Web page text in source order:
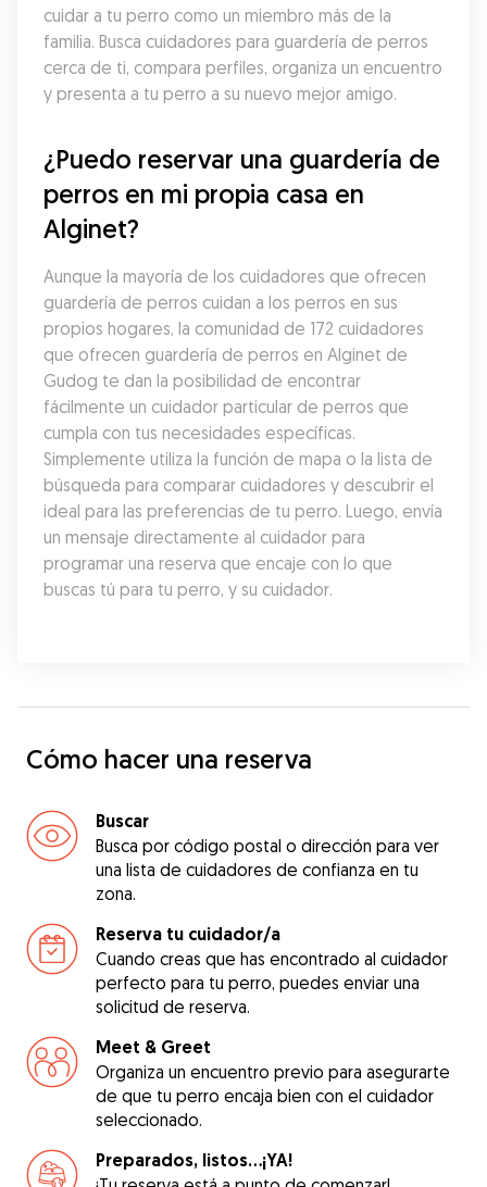
cuidar a tu perro como un miembro más de la
familia. Busca cuidadores para guardería de perros
cerca de ti, compara perfiles, organiza un encuentro
y presenta a tu perro a su nuevo mejor amigo.
¿Puedo reservar una guardería de
perros en mi propia casa en
Alginet?
Aunque la mayoría de los cuidadores que ofrecen
guardería de perros cuidan a los perros en sus
propios hogares, la comunidad de 172 cuidadores
que ofrecen guardería de perros en Alginet de
Gudog te dan la posibilidad de encontrar
fácilmente un cuidador particular de perros que
cumpla con tus necesidades específicas.
Simplemente utiliza la función de mapa o la lista de
búsqueda para comparar cuidadores y descubrir el
ideal para las preferencias de tu perro. Luego, envía
un mensaje directamente al cuidador para
programar una reserva que encaje con lo que
buscas tú para tu perro, y su cuidador.
Cómo hacer una reserva
Buscar
Busca por código postal o dirección para ver
una lista de cuidadores de confianza en tu
zona.
Reserva tu cuidador/a
Cuando creas que has encontrado al cuidador
perfecto para tu perro, puedes enviar una
solicitud de reserva.
Meet & Greet
Organiza un encuentro previo para asegurarte
de que tu perro encaja bien con el cuidador
seleccionado.
Preparados, listos...¡YA!